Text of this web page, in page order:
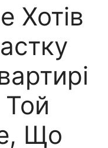
Хотів
Той
Що